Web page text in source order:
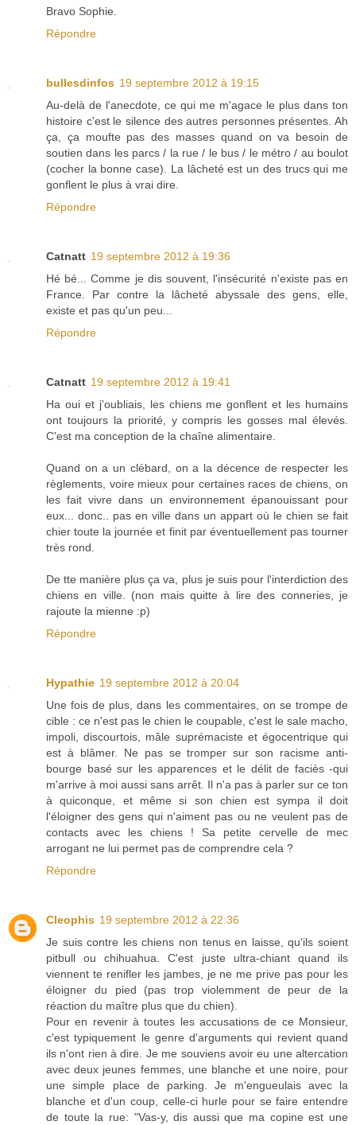
Bravo Sophie.
Répondre
bullesdinfos 19 septembre 2012 à 19:15
Au-delà de l'anecdote, ce qui me m'agace le plus dans ton
histoire c'est le silence des autres personnes présentes. Ah
ça, ça moufte pas des masses quand on va besoin de
soutien dans les parcs / la rue / le bus / le métro / au boulot
(cocher la bonne case). La lâcheté est un des trucs qui me
gonflent le plus à vrai dire.
Répondre
Catnatt 19 septembre 2012 à 19:36
Hé bé... Comme je dis souvent, l'insécurité n'existe pas en
France. Par contre la lâcheté abyssale des gens, elle,
existe et pas qu'un peu...
Répondre
Catnatt 19 septembre 2012 à 19:41
Ha oui et j'oubliais, les chiens me gonflent et les humains
ont toujours la priorité, y compris les gosses mal élevés.
C'est ma conception de la chaîne alimentaire.
Quand on a un clébard, on a la décence de respecter les
règlements, voire mieux pour certaines races de chiens, on
les fait vivre dans un environnement épanouissant pour
eux... donc.. pas en ville dans un appart où le chien se fait
chier toute la journée et finit par éventuellement pas tourner
très rond.
De tte manière plus ça va, plus je suis pour l'interdiction des
chiens en ville. (non mais quitte à lire des conneries, je
rajoute la mienne :p)
Répondre
Hypathie 19 septembre 2012 à 20:04
Une fois de plus, dans les commentaires, on se trompe de
cible : ce n'est pas le chien le coupable, c'est le sale macho,
impoli, discourtois, mâle suprémaciste et égocentrique qui
est à blâmer. Ne pas se tromper sur son racisme anti-
bourge basé sur les apparences et le délit de faciès -qui
m'arrive à moi aussi sans arrêt. Il n'a pas à parler sur ce ton
à quiconque, et même si son chien est sympa il doit
l'éloigner des gens qui n'aiment pas ou ne veulent pas de
contacts avec les chiens ! Sa petite cervelle de mec
arrogant ne lui permet pas de comprendre cela ?
Répondre
Cleophis 19 septembre 2012 à 22:36
Je suis contre les chiens non tenus en laisse, qu'ils soient
pitbull ou chihuahua. C'est juste ultra-chiant quand ils
viennent te renifler les jambes, je ne me prive pas pour les
éloigner du pied (pas trop violemment de peur de la
réaction du maître plus que du chien).
Pour en revenir à toutes les accusations de ce Monsieur,
c'est typiquement le genre d'arguments qui revient quand
ils n'ont rien à dire. Je me souviens avoir eu une altercation
avec deux jeunes femmes, une blanche et une noire, pour
une simple place de parking. Je m'engueulais avec la
blanche et d'un coup, celle-ci hurle pour se faire entendre
de toute la rue: "Vas-y, dis aussi que ma copine est une